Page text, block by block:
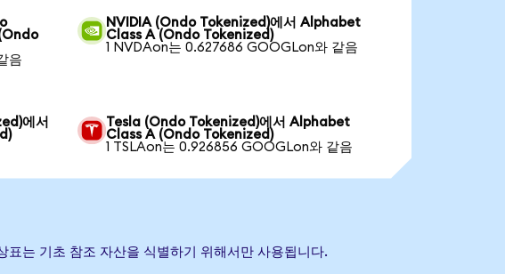
음
NVIDIA (Ondo Tokenized)에서 Alphabet
Class A (Ondo Tokenized)
1 NVDAon는 0.627686 GOOGLon와 같음
에서
Tesla (Ondo Tokenized)에서 Alphabet
Class A (Ondo Tokenized)
1 TSLAon는 0.926856 GOOGLon와 같음
는 기초 참조 자산을 식별하기 위해서만 사용됩니다.